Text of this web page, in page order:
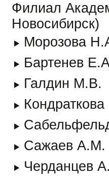
Филиал
Новосибирск)
Морозова
Бартенев
Галдин М.В.
Сажаев А.М.
Черданцев